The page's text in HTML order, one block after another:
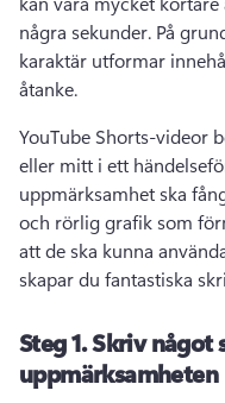
några sekunder. På
karaktär utformar
åtanke.
YouTube Shorts-videor
eller mitt i ett
uppmärksamhet ska
och rörlig grafik som
att de ska kunna
skapar du fantastiska
Steg 1.Skriv något
uppmärksamheten